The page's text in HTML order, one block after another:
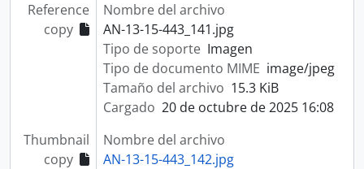
Reference
copy
Nombre del archivo
AN-13-15-443_141.jpg
Tipo de soporte Imagen
Tipo de documento MIME image/jpeg
Tamaño del archivo 15.3 KiB
Cargado 20 de octubre de 2025 16:08
Thumbnail
copy
Nombre del archivo
AN-13-15-443_142.jpg